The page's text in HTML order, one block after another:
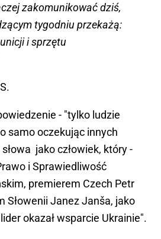
zakomunikować dziś,
tygodniu przekażą:
i sprzętu
- "tylko ludzie
samo oczekując innych
jako człowiek, który -
i Sprawiedliwość
premierem Czech Petr
Słowenii Janez Janša, jako
okazał wsparcie Ukrainie".